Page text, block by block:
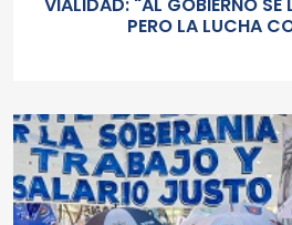
PERO LA LUCHA